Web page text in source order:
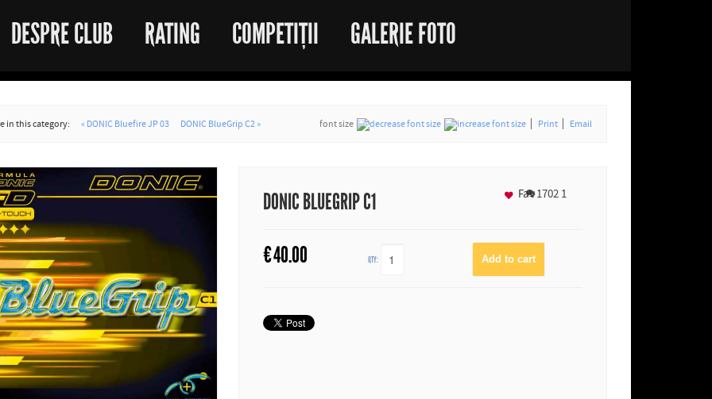
DESPRE CLUB RATING COMPETIȚII GALERIE FOTO
in this category: « DONIC Bluefire JP 03 DONIC BlueGrip C2 » font size Print Email
DONIC BLUEGRIP C1 17021
€40.00 QTY:
Fav